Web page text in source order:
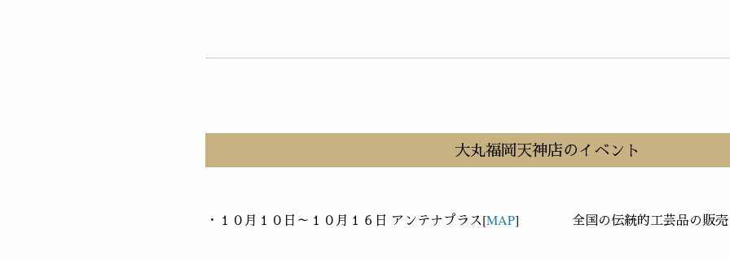
大丸福岡天神店のイベント
・１０月１０日～１０月１６日 アンテナプラス[MAP] 全国の伝統的工芸品の販売